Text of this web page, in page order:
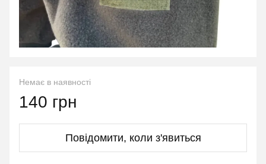
Немає в наявності
140 грн
Повідомити, коли з'явиться